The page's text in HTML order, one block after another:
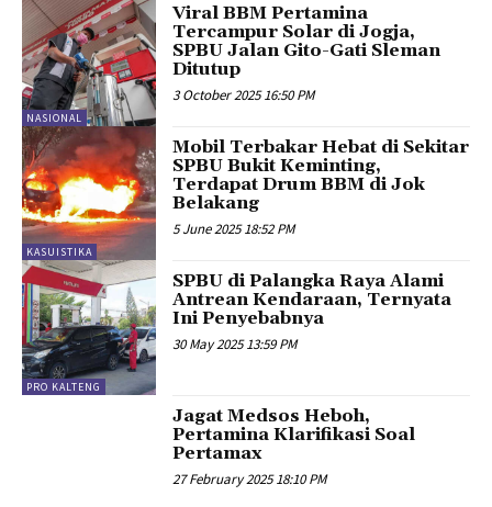
NASIONAL
Viral BBM Pertamina
Tercampur Solar di Jogja,
SPBU Jalan Gito-Gati Sleman
Ditutup
3 October 2025 16:50 PM
KASUISTIKA
Mobil Terbakar Hebat di Sekitar
SPBU Bukit Keminting,
Terdapat Drum BBM di Jok
Belakang
5 June 2025 18:52 PM
PRO KALTENG
SPBU di Palangka Raya Alami
Antrean Kendaraan, Ternyata
Ini Penyebabnya
30 May 2025 13:59 PM
Jagat Medsos Heboh,
Pertamina Klarifikasi Soal
Pertamax
27 February 2025 18:10 PM